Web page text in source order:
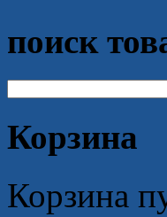
поиск
Корзина
Корзина